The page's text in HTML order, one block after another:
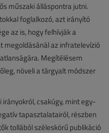
műszaki álláspontra jutni.
foglalkozó, azt irányító
az is, hogy felhívják a
az infratelevízió
Megítélésem
növeli a tárgyalt módszer
csakúgy, mint egy-
tapasztalatairól, részben
tollából széleskörű publikáció